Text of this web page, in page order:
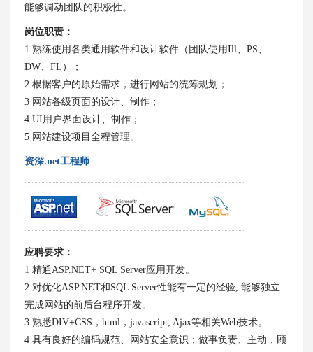
能够调动团队的积极性。
岗位职责：
1 熟练使用各类通用软件和设计软件（团队使用Ill、PS、
DW、FL）；
2 根据客户的原始需求，进行网站的统筹规划；
3 网站各级页面的设计、制作；
4 UI用户界面设计、制作；
5 网站建设项目全程管理。
资深.net工程师
应聘要求：
1 精通ASP.NET+ SQL Server应用开发。
2 对优化ASP.NET和SQL Server性能有一定的经验, 能够独立
完成网站的前后台程序开发。
3 熟悉DIV+CSS，html，javascript, Ajax等相关Web技术。
4 具有良好的编码规范、网站安全意识；做事负责、主动，顾